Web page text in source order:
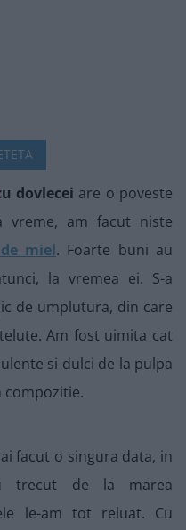
dovlecei are o poveste
vreme, am facut niste
miel. Foarte buni au
la vremea ei. S-a
de umplutura, din care
Am fost uimita cat
si dulci de la pulpa
compozitie.
facut o singura data, in
trecut de la marea
le-am tot reluat. Cu